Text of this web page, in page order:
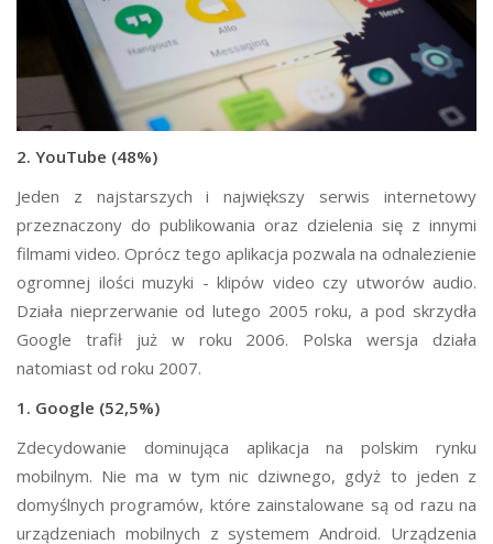
2. YouTube (48%)
Jeden z najstarszych i największy serwis internetowy
przeznaczony do publikowania oraz dzielenia się z innymi
filmami video. Oprócz tego aplikacja pozwala na odnalezienie
ogromnej ilości muzyki - klipów video czy utworów audio.
Działa nieprzerwanie od lutego 2005 roku, a pod skrzydła
Google trafił już w roku 2006. Polska wersja działa
natomiast od roku 2007.
1. Google (52,5%)
Zdecydowanie dominująca aplikacja na polskim rynku
mobilnym. Nie ma w tym nic dziwnego, gdyż to jeden z
domyślnych programów, które zainstalowane są od razu na
urządzeniach mobilnych z systemem Android. Urządzenia